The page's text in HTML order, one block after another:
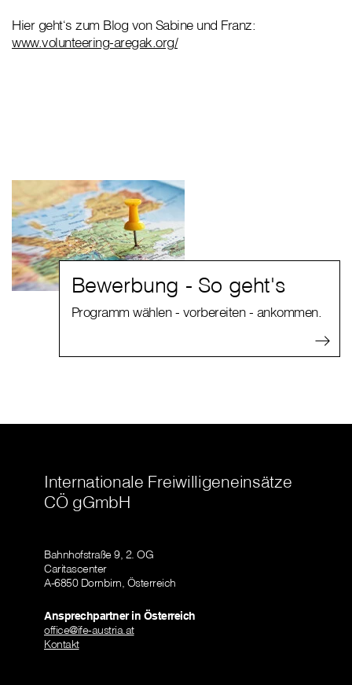
Hier geht‘s zum Blog von Sabine und Franz:
www.volunteering-aregak.org/
Bewerbung - So geht's
Programm wählen - vorbereiten - ankommen.
Internationale Freiwilligeneinsätze
CÖ gGmbH
Bahnhofstraße 9, 2. OG
Caritascenter
A-6850 Dornbirn, Österreich
Ansprechpartner in Österreich
office@ife-austria.at
Kontakt